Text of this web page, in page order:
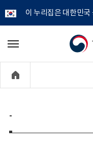
이 누리집은 대한민
개
정
보
메
기
-